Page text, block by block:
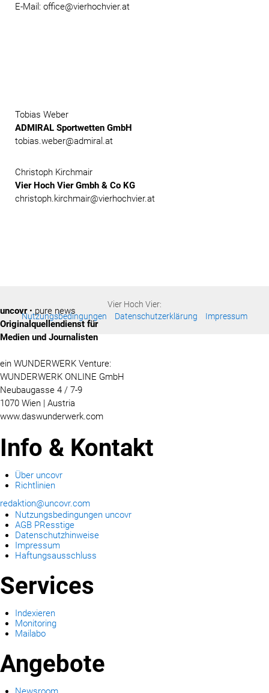
E-Mail: office@vierhochvier.at
Tobias Weber
ADMIRAL Sportwetten GmbH
tobias.weber@admiral.at
Christoph Kirchmair
Vier Hoch Vier Gmbh & Co KG
christoph.kirchmair@vierhochvier.at
Vier Hoch Vier:
Nutzungsbedingungen
Datenschutzerklärung Impressum
uncovr• pure news
Originalquellendienst für
Medien und Journalisten
ein WUNDERWERK Venture:
WUNDERWERK ONLINE GmbH
Neubaugasse 4 / 7-9
1070 Wien | Austria
www.daswunderwerk.com
Info & Kontakt
Über uncovr
Richtlinien
redaktion@uncovr.com
Nutzungsbedingungen uncovr
AGB PResstige
Datenschutzhinweise
Impressum
Haftungsausschluss
Services
Indexieren
Monitoring
Mailabo
Angebote